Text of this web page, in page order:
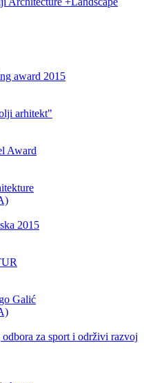
award 2015
arhitekt"
Award
2015
Galić
za sport i održivi razvoj